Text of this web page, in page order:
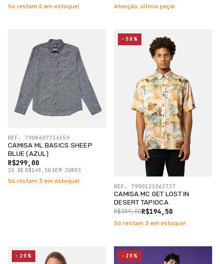
Só restam 2 em estoque! Atenção, última peça!
CAMISA ML BASICS SHEEP
BLUE (AZUL)
R$299,00
2X DE R$149,50 SEM JUROS
REF. 7908607716559
Só restam 3 em estoque!
CAMISA MC GET LOST IN
DESERT TAPIOCA
R$194,50
R$389,00
REF. 7900121063737
-50%
Só restam 3 em estoque!
-20% -20%